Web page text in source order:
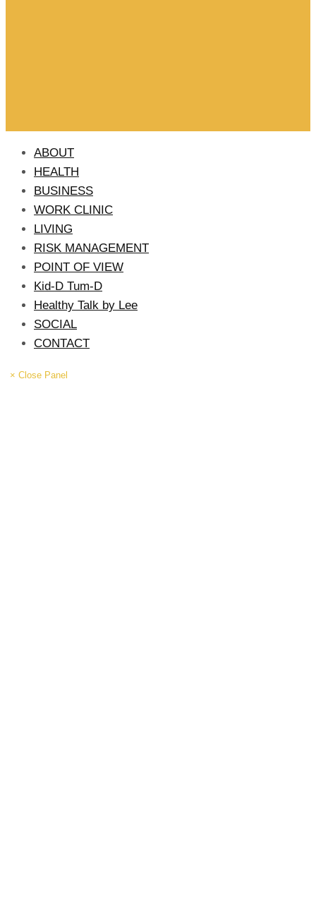
ABOUT
HEALTH
BUSINESS
WORK CLINIC
LIVING
RISK MANAGEMENT
POINT OF VIEW
Kid-D Tum-D
Healthy Talk by Lee
SOCIAL
CONTACT
× Close Panel